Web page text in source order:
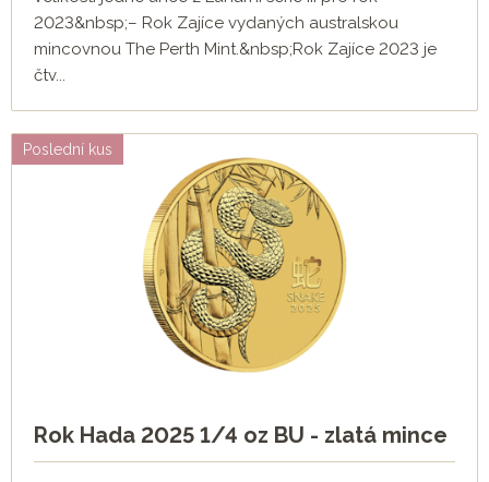
2023&nbsp;– Rok Zajíce vydaných australskou
mincovnou The Perth Mint.&nbsp;Rok Zajíce 2023 je
čtv...
Poslední kus
Rok Hada 2025 1/4 oz BU - zlatá mince